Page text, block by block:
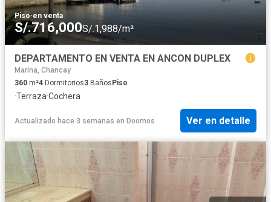
Piso·en venta
S/.716,000S/.1,988/m²
DEPARTAMENTO EN VENTA EN ANCON DUPLEX
Marina, Chancay
360 m²4 Dormitorios3 Baños Piso
·Terraza·Cochera
Actualizado hace 3 semanas en Doomos Ver en detalle